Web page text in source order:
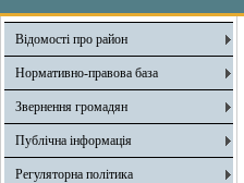
Відомості про район
Нормативно-правова база
Звернення громадян
Публічна інформація
Регуляторна політика